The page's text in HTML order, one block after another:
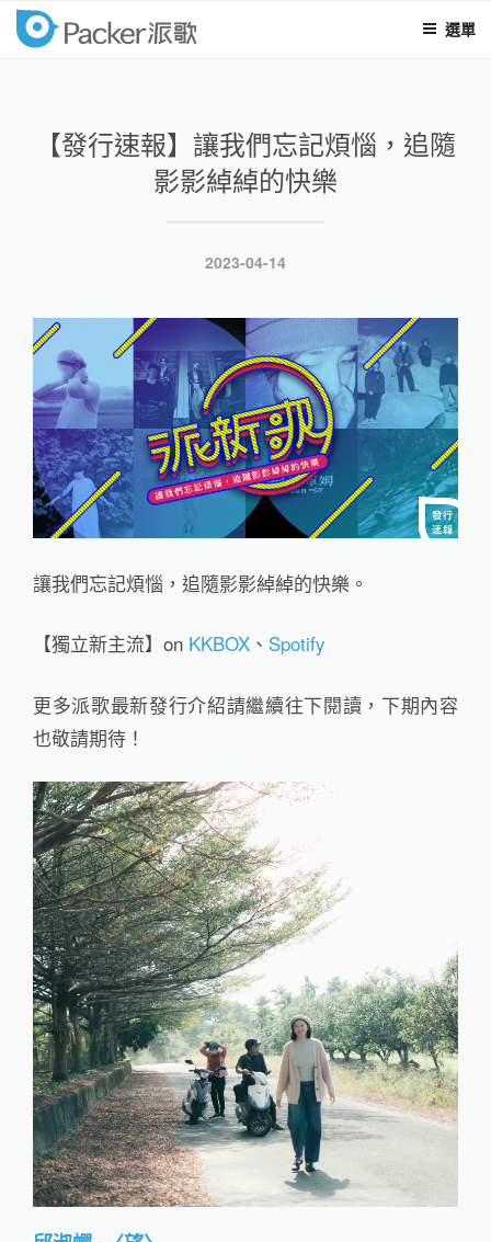
選單
packer
【發行速報】讓我們忘記煩惱，追隨
影影綽綽的快樂
發
於
2023-04-14
讓我們忘記煩惱，追隨影影綽綽的快樂。
【獨立新主流】on KKBOX 、 Spotify
更多派歌最新發行介紹請繼續往下閱讀，下期內容
也敬請期待！